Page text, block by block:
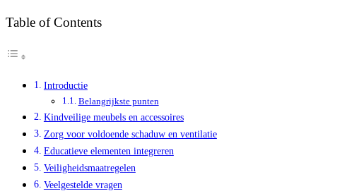
Table of Contents
Introductie
Belangrijkste punten
Kindveilige meubels en accessoires
Zorg voor voldoende schaduw en ventilatie
Educatieve elementen integreren
Veiligheidsmaatregelen
Veelgestelde vragen